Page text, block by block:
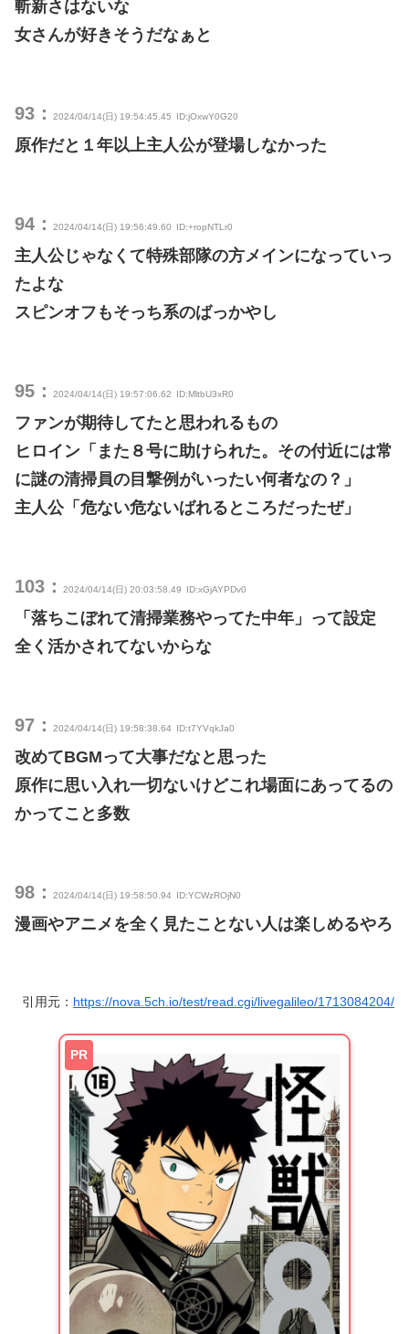
斬新さはないな
女さんが好きそうだなぁと
93： 2024/04/14(日) 19:54:45.45 ID:jOxwY0G20
原作だと１年以上主人公が登場しなかった
94： 2024/04/14(日) 19:56:49.60 ID:+ropNTLr0
主人公じゃなくて特殊部隊の方メインになっていっ
たよな
スピンオフもそっち系のばっかやし
95： 2024/04/14(日) 19:57:06.62 ID:MltbU3xR0
ファンが期待してたと思われるもの
ヒロイン「また８号に助けられた。その付近には常
に謎の清掃員の目撃例がいったい何者なの？」
主人公「危ない危ないばれるところだったぜ」
103： 2024/04/14(日) 20:03:58.49 ID:xGjAYPDv0
「落ちこぼれて清掃業務やってた中年」って設定
全く活かされてないからな
97： 2024/04/14(日) 19:58:38.64 ID:t7YVqkJa0
改めてBGMって大事だなと思った
原作に思い入れ一切ないけどこれ場面にあってるの
かってこと多数
98： 2024/04/14(日) 19:58:50.94 ID:YCWzROjN0
漫画やアニメを全く見たことない人は楽しめるやろ
引用元： https://nova.5ch.io/test/read.cgi/livegalileo/1713084204/
PR